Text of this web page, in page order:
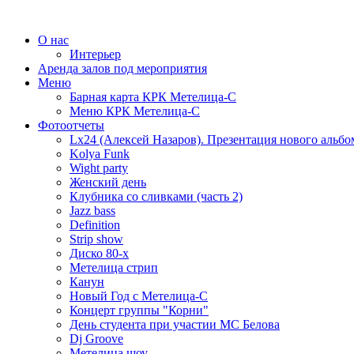
О нас
Интерьер
Аренда залов под мероприятия
Меню
Барная карта КРК Метелица-С
Меню КРК Метелица-С
Фотоотчеты
Lx24 (Алексей Назаров). Презентация нового
Kolya Funk
Wight party
Женский день
Клубника со сливками (часть 2)
Jazz bass
Definition
Strip show
Диско 80-х
Метелица стрип
Канун
Новый Год с Метелица-С
Концерт группы "Корни"
День студента при участии МС Белова
Dj Groove